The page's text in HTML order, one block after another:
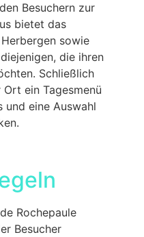
Besuchern zur
bietet das
sowie
die ihren
Schließlich
ein Tagesmenü
und eine Auswahl
Rochepaule
Besucher